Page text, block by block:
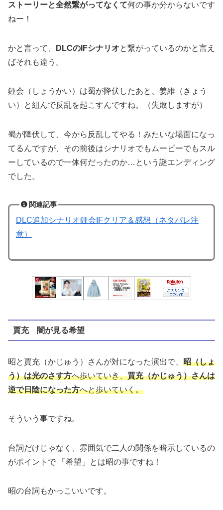
ストーリーと全然繋がってなくて何の事か分からないです
ねー！
かと言って、 DLCのIFシナリオと繋がっているのかと言え
ばそれも違う。
鍾会（しょうかい）は蜀が降伏したあと、姜維（きょう
い）と組んで反乱を起こすんですね。（失敗しますが）
蜀が降伏して、今から反乱してやる！みたいな場面になっ
てるんですが、その前後はシナリオでもムービーでもスル
ーしているので一体何だったのか…という謎エンディング
でした。
関連記事
DLC追加シナリオ鍾会IFクリア＆感想（ネタバレ注
意）
賈充 闇が見る希望
昭と賈充（かじゅう）さんが対になった演出で、 昭（しょ
う）は光のさす方へ歩いていき、賈充（かじゅう）さんは
逆で日陰になった方へと歩いていく。
そういう事ですね。
台詞だけじゃなく、雰囲気で二人の関係を暗示しているの
がポイントで 「希望」とは昭の事ですね！
昭の台詞もかっこいいです。